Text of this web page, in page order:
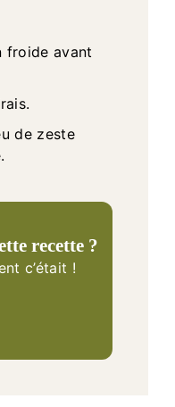
froide avant
de zeste
recette ?
c’était !